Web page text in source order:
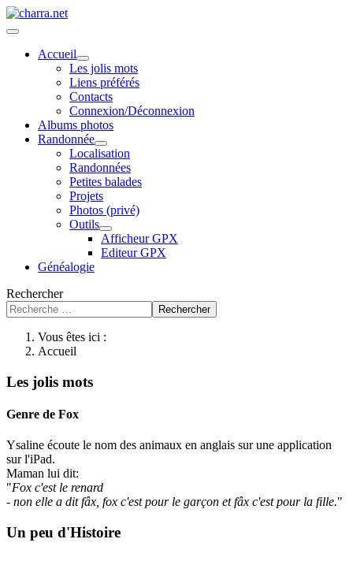
Accueil
Les jolis mots
Liens préférés
Contacts
Connexion/Déconnexion
Albums photos
Randonnée
Localisation
Randonnées
Petites balades
Projets
Photos (privé)
Outils
Afficheur GPX
Editeur GPX
Généalogie
Rechercher
Rechercher
Vous êtes ici :
Accueil
Les jolis mots
Genre de Fox
Ysaline écoute le nom des animaux en anglais sur une application
sur l'iPad.
Maman lui dit:
"Fox c'est le renard
- non elle a dit fâx, fox c'est pour le garçon et fâx c'est pour la fille."
Un peu d'Histoire